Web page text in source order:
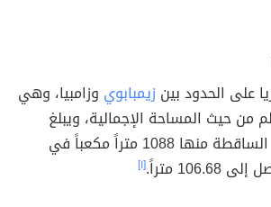
على الحدود بين زيمبابوي وزامبيا، وهي
من حيث المساحة الإجمالية، ويبلغ
معدل كمية المياه الساقطة منها 1088 متراً مكعباً في
متراً.
[١]